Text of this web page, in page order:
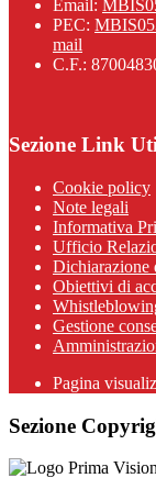
Email:
PEC:
mail
C.F.:
Sezione Link
Cookie policy
Note legali
Informativa
Ufficio
Dichiarazione
Obiettivi di
Gestione
Pagina
Sezione